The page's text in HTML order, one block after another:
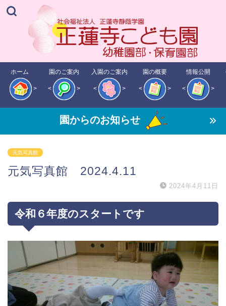
ホーム
>
園のご案内
< >
入園のご案内
< >
園の概要
< >
情報公開
< >
園からのお知らせ
元気写真館
元気写真館 2024.4.11
2024年4月11日
令和６年度のスタートです